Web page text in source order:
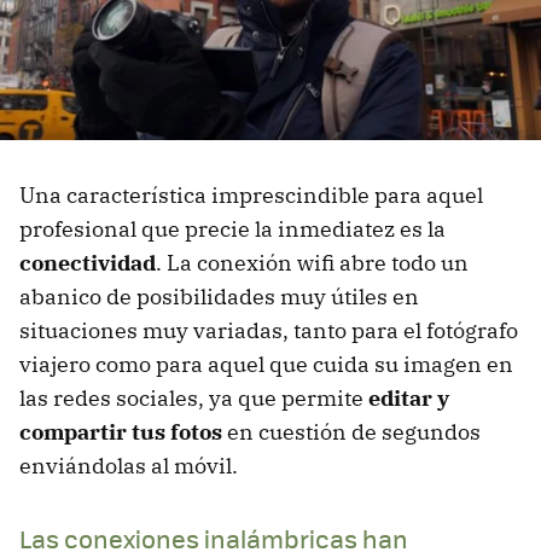
Una característica imprescindible para aquel
profesional que precie la inmediatez es la
conectividad. La conexión wifi abre todo un
abanico de posibilidades muy útiles en
situaciones muy variadas, tanto para el fotógrafo
viajero como para aquel que cuida su imagen en
las redes sociales, ya que permite editar y
compartir tus fotosen cuestión de segundos
enviándolas al móvil.
Las conexiones inalámbricas han